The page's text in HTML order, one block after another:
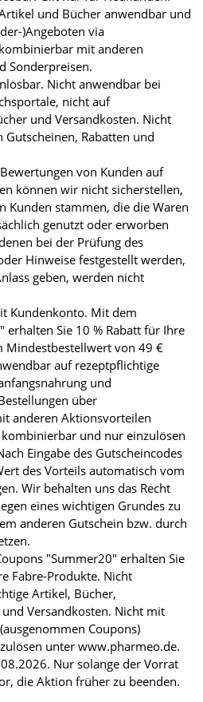
und Bücher anwendbar und
)Angeboten via
mit anderen
Sonderpreisen.
Nicht anwendbar bei
nicht auf
und Versandkosten. Nicht
Rabatten und
von Kunden auf
können wir nicht sicherstellen,
Kunden stammen, die die Waren
genutzt oder erworben
bei der Prüfung des
Hinweise festgestellt werden,
geben, werden nicht
Kundenkonto. Mit dem
erhalten Sie 10 % Rabatt für Ihre
Mindestbestellwert von 49 €
auf rezeptpflichtige
und
über
anderen Aktionsvorteilen
und nur einzulösen
Eingabe des Gutscheincodes
des Vorteils automatisch vom
Wir behalten uns das Recht
eines wichtigen Grundes zu
anderen Gutschein bzw. durch
"Summer20" erhalten Sie
Fabre-Produkte. Nicht
Artikel, Bücher,
Versandkosten. Nicht mit
Coupons)
unter www.pharmeo.de.
Nur solange der Vorrat
die Aktion früher zu beenden.